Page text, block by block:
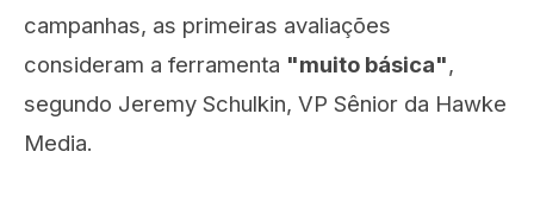
campanhas, as primeiras avaliações
consideram a ferramenta "muito básica",
segundo Jeremy Schulkin, VP Sênior da Hawke
Media.